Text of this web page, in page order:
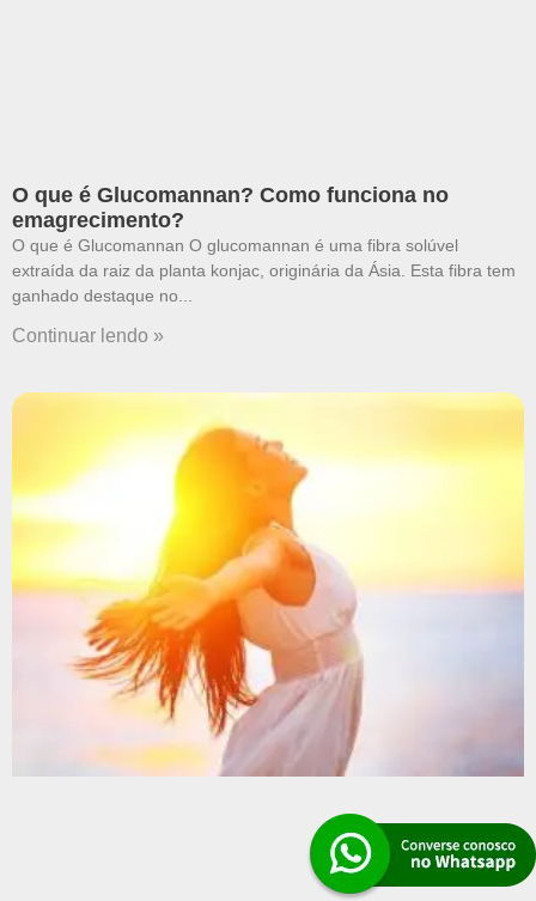
O que é Glucomannan? Como funciona no
emagrecimento?
O que é Glucomannan O glucomannan é uma fibra solúvel
extraída da raiz da planta konjac, originária da Ásia. Esta fibra tem
ganhado destaque no
Continuar lendo »